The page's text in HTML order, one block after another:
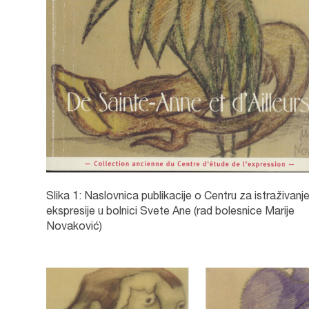
Slika 1: Naslovnica publikacije o Centru za istraživanje
ekspresije u bolnici Svete Ane (rad bolesnice Marije
Novaković)